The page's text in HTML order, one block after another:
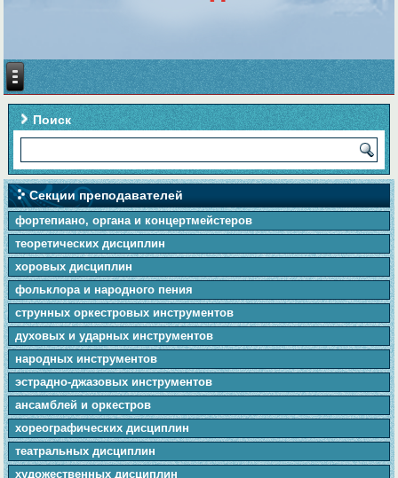
Поиск
Секции преподавателей
фортепиано, органа и концертмейстеров
теоретических дисциплин
хоровых дисциплин
фольклора и народного пения
cтpунныx оркестровых инструментов
духовых и ударных инструментов
народных инструментов
эстрадно-джазовых инструментов
ансамблей и оркестров
хореографических дисциплин
театральных дисциплин
художественных дисциплин